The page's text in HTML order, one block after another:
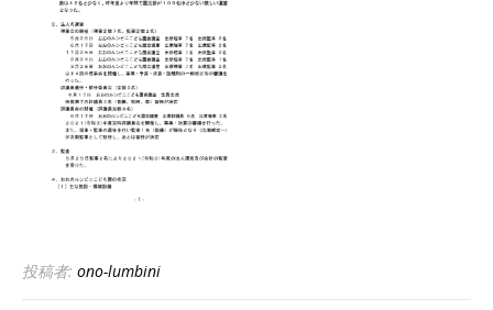
投稿者: ono-lumbini